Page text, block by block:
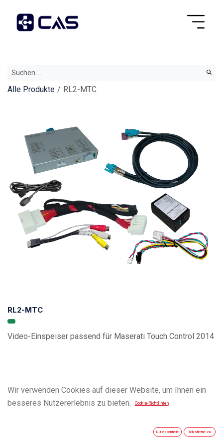
Alle Produkte RL2-MTC
RL2-MTC
Video-Einspeiser passend für Maserati Touch Control 2014
Wir verwenden Cookies auf dieser Website, um Ihnen ein
besseres Nutzererlebnis zu bieten.
Cookie-Richtlinien
Nur essentielle Ich stimme zu